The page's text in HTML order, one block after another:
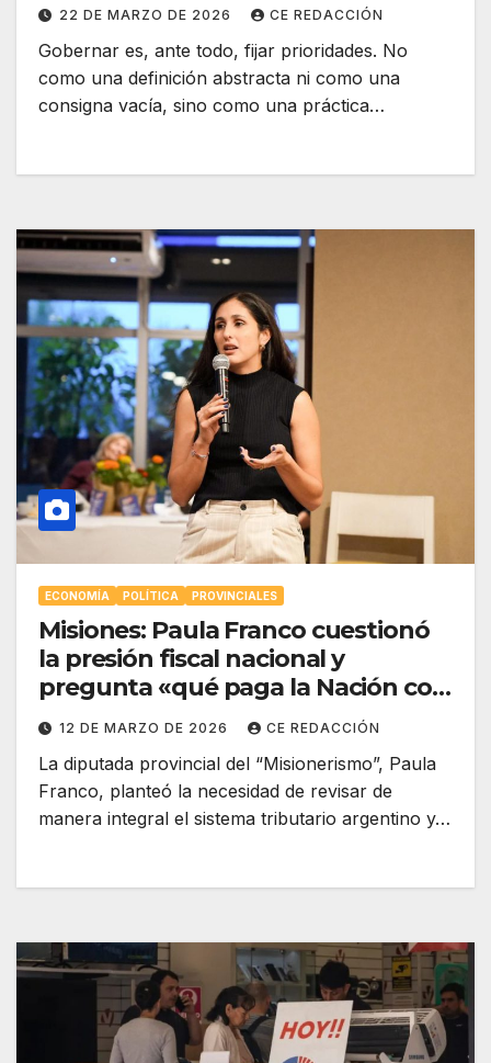
22 DE MARZO DE 2026 CE REDACCIÓN
Gobernar es, ante todo, fijar prioridades. No
como una definición abstracta ni como una
consigna vacía, sino como una práctica…
ECONOMÍA POLÍTICA PROVINCIALES
Misiones: Paula Franco cuestionó
la presión fiscal nacional y
pregunta «qué paga la Nación con
los impuestos que se queda?»
12 DE MARZO DE 2026 CE REDACCIÓN
La diputada provincial del “Misionerismo”, Paula
Franco, planteó la necesidad de revisar de
manera integral el sistema tributario argentino y…